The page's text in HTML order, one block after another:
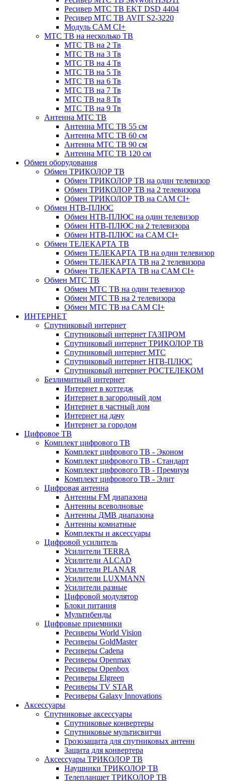
Ресивер МТС ТВ EKT DSD 4404
Ресивер МТС ТВ AVIT S2-3220
Модуль CAM CI+
МТС ТВ на несколько ТВ
МТС ТВ на 2 Тв
МТС ТВ на 3 Тв
МТС ТВ на 4 Тв
МТС ТВ на 5 Тв
МТС ТВ на 6 Тв
МТС ТВ на 7 Тв
МТС ТВ на 8 Тв
МТС ТВ на 9 Тв
Антенна МТС ТВ
Антенна МТС ТВ 55 см
Антенна МТС ТВ 60 см
Антенна МТС ТВ 90 см
Антенна МТС ТВ 120 см
Обмен оборудования
Обмен ТРИКОЛОР ТВ
Обмен ТРИКОЛОР ТВ на один телевизор
Обмен ТРИКОЛОР ТВ на 2 телевизора
Обмен ТРИКОЛОР ТВ на CAM CI+
Обмен НТВ-ПЛЮС
Обмен НТВ-ПЛЮС на один телевизор
Обмен НТВ-ПЛЮС на 2 телевизора
Обмен НТВ-ПЛЮС на CAM CI+
Обмен ТЕЛЕКАРТА ТВ
Обмен ТЕЛЕКАРТА ТВ на один телевизор
Обмен ТЕЛЕКАРТА ТВ на 2 телевизора
Обмен ТЕЛЕКАРТА ТВ на CAM CI+
Обмен МТС ТВ
Обмен МТС ТВ на один телевизор
Обмен МТС ТВ на 2 телевизора
Обмен МТС ТВ на CAM CI+
ИНТЕРНЕТ
Спутниковый интернет
Спутниковый интернет ГАЗПРОМ
Спутниковый интернет ТРИКОЛОР ТВ
Спутниковый интернет МТС
Спутниковый интернет НТВ-ПЛЮС
Спутниковый интернет РОСТЕЛЕКОМ
Безлимитный интернет
Интернет в коттедж
Интернет в загородный дом
Интернет в частный дом
Интернет на дачу
Интернет за городом
Цифровое ТВ
Комплект цифрового ТВ
Комплект цифрового ТВ - Эконом
Комплект цифрового ТВ - Стандарт
Комплект цифрового ТВ - Премиум
Комплект цифрового ТВ - Элит
Цифровая антенна
Антенны FM диапазона
Антенны всеволновые
Антенны ДМВ диапазона
Антенны комнатные
Комплекты и аксессуары
Цифровой усилитель
Усилители TERRA
Усилители ALCAD
Усилители PLANAR
Усилители LUXMANN
Усилители разные
Цифровой модулятор
Блоки питания
Мультибенды
Цифровые приемники
Ресиверы World Vision
Ресиверы GoldMaster
Ресиверы Cadena
Ресиверы Openmax
Ресиверы Openbox
Ресиверы Elgreen
Ресиверы TV STAR
Ресиверы Galaxy Innovations
Аксессуары
Спутниковые аксессуары
Спутниковые конвертеры
Спутниковые мультисвитчи
Грозозащита для спутниковых антенн
Защита для конвертера
Аксессуары ТРИКОЛОР ТВ
Наушники ТРИКОЛОР ТВ
Телепланшет ТРИКОЛОР ТВ